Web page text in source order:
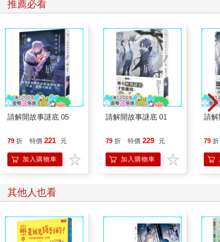
不過大家可能沒想到，雖然蘇軾天天吃豬肉，其實最愛的還是羊
《隨園食單》
中國古代烹飪著作，共一卷。
作者袁枚，清代文學家、詩人、詩論家、美食家，與趙翼、蔣士
銓合稱為「乾隆三大家」。
袁枚9歲學文賦詩、12歲考上秀才、19歲被補為廩生、23歲金榜
題名中進士，前半生可謂開掛。然而，26歲卻因為滿文不及格被
貶到江甯當知縣，待了7年後，升官無望的袁枚決定辭職去打造自
己早年間買的大院子：隨園。
後折騰了10年，隨園才建成了他滿意的樣子。而為了維持隨園的
運作，袁枚還是得打工賺錢，只不過這次他改行做上了私房菜，
而《隨園食單》就是他的私房菜菜譜。
《隨園食單》內含中國14-18世紀流行的326種南北菜餚飯點，每
乾隆年間江浙地區的飲食狀況與烹飪技術，以及當時的美酒、名
推薦必看
請解開故事謎底 05
79 折 特價 221 元
加入購物車
請解開故事謎底 01
79 折 特價 229 元
加入購物車
請解
79 折
其他人也看